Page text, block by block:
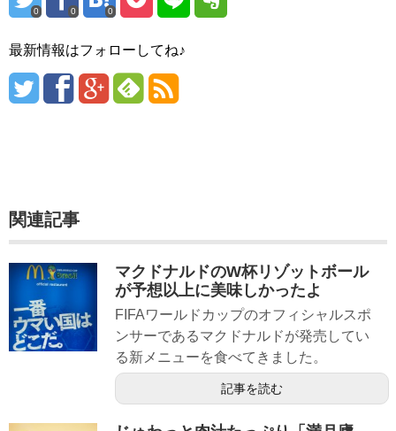
0 0 0
最新情報はフォローしてね♪
関連記事
マクドナルドのW杯リゾットボール
が予想以上に美味しかったよ
FIFAワールドカップのオフィシャルスポ
ンサーであるマクドナルドが発売してい
る新メニューを食べてきました。
記事を読む